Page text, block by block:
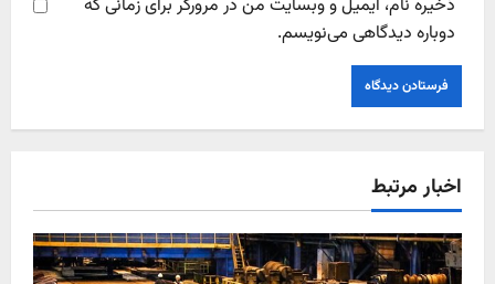
ذخیره نام، ایمیل و وبسایت من در مرورگر برای زمانی که
دوباره دیدگاهی می‌نویسم.
اخبار مرتبط